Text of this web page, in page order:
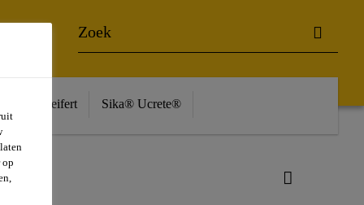
Seifert Sika® Ucrete®
op